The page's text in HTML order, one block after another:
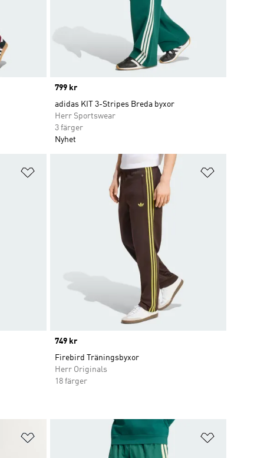
Price
799 kr
adidas KIT 3-Stripes Breda byxor
Herr Sportswear
3 färger
Nyhet
Lägg till på önskelistan
Price
749 kr
Firebird Träningsbyxor
Herr Originals
18 färger
Lägg till på önskelistan